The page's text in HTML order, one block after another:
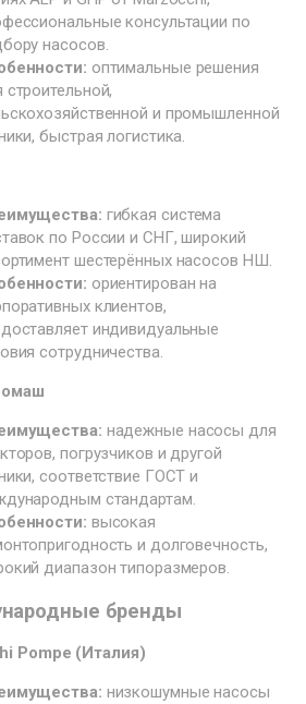
консультации по
насосов.
оптимальные решения
строительной,
и промышленной
быстрая логистика.
гибкая система
по России и СНГ, широкий
шестерённых насосов НШ.
ориентирован на
клиентов,
индивидуальные
сотрудничества.
надежные насосы для
погрузчиков и другой
соответствие ГОСТ и
стандартам.
высокая
и долговечность,
диапазон типоразмеров.
бренды
Pompe (Италия)
низкошумные насосы